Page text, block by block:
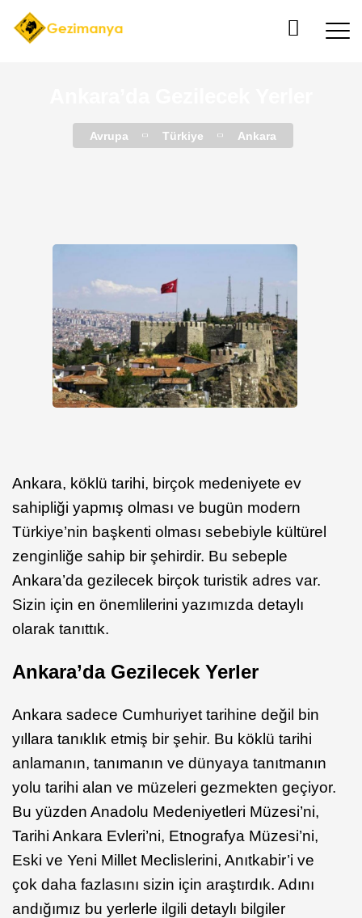
Avrupa Türkiye Ankara
Ankara, köklü tarihi, birçok medeniyete ev
sahipliği yapmış olması ve bugün modern
Türkiye’nin başkenti olması sebebiyle kültürel
zenginliğe sahip bir şehirdir. Bu sebeple
Ankara’da gezilecek birçok turistik adres var.
Sizin için en önemlilerini yazımızda detaylı
olarak tanıttık.
Ankara’da Gezilecek Yerler
Ankara sadece Cumhuriyet tarihine değil bin
yıllara tanıklık etmiş bir şehir. Bu köklü tarihi
anlamanın, tanımanın ve dünyaya tanıtmanın
yolu tarihi alan ve müzeleri gezmekten geçiyor.
Bu yüzden Anadolu Medeniyetleri Müzesi’ni,
Tarihi Ankara Evleri’ni, Etnografya Müzesi’ni,
Eski ve Yeni Millet Meclislerini, Anıtkabir’i ve
çok daha fazlasını sizin için araştırdık. Adını
andığımız bu yerlerle ilgili detaylı bilgiler